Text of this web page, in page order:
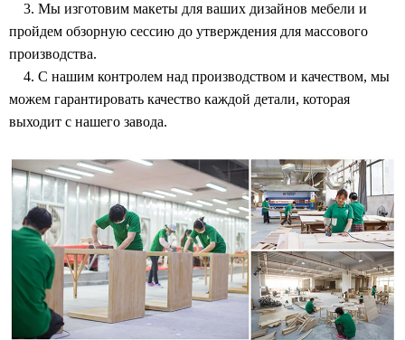
3. Мы изготовим макеты для ваших дизайнов мебели и
пройдем обзорную сессию до утверждения для массового
производства.
4. С нашим контролем над производством и качеством, мы
можем гарантировать качество каждой детали, которая
выходит с нашего завода.